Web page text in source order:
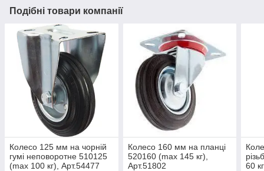
Подібні товари компанії
Колесо 125 мм на чорній
гумі неповоротне 510125
(max 100 кг), Арт.54477
Колесо 160 мм на планці
520160 (max 145 кг),
Арт.51802
60